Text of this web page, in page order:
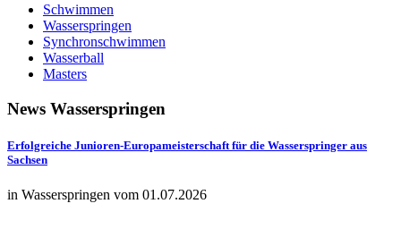
Schwimmen
Wasserspringen
Synchronschwimmen
Wasserball
Masters
News Wasserspringen
Erfolgreiche Junioren-Europameisterschaft für die Wasserspringer aus
Sachsen
in Wasserspringen vom 01.07.2026